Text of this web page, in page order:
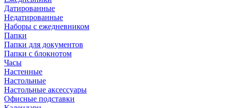
Датированные
Недатированные
Наборы с ежедневником
Папки
Папки для документов
Папки с блокнотом
Часы
Настенные
Настольные
Настольные аксессуары
Офисные подставки